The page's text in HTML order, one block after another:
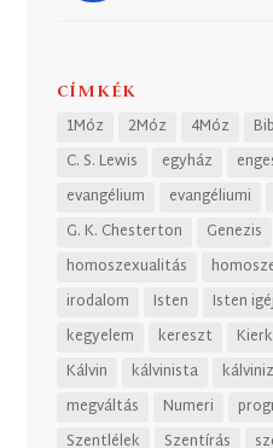
CÍMKÉK
1Móz 2Móz 4Móz
C. S. Lewis
egyház
evangélium
evangéliumi
G. K. Chesterton
Genezis
homoszexualitás
irodalom
Isten Isten
kegyelem
kereszt
Kálvin
kálvinista
megváltás
Numeri
Szentlélek
Szentírás